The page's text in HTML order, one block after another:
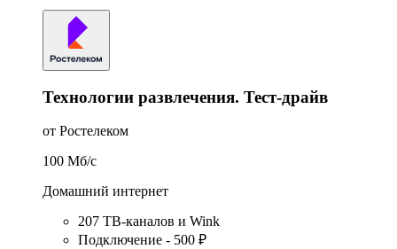
Технологии развлечения. Тест-драйв
от Ростелеком
100 Мб/c
Домашний интернет
207 ТВ-каналов и Wink
Подключение - 500 ₽